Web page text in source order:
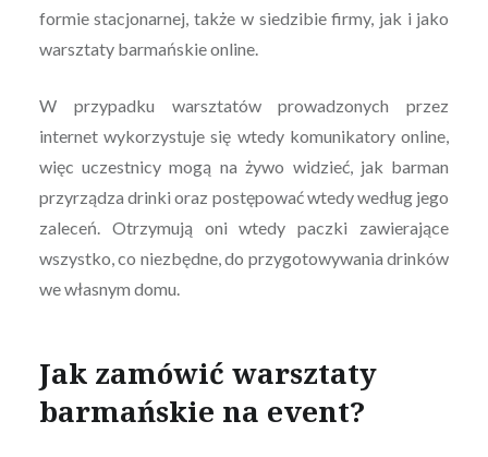
formie stacjonarnej, także w siedzibie firmy, jak i jako
warsztaty barmańskie online.
W przypadku warsztatów prowadzonych przez
internet wykorzystuje się wtedy komunikatory online,
więc uczestnicy mogą na żywo widzieć, jak barman
przyrządza drinki oraz postępować wtedy według jego
zaleceń. Otrzymują oni wtedy paczki zawierające
wszystko, co niezbędne, do przygotowywania drinków
we własnym domu.
Jak zamówić warsztaty
barmańskie na event?